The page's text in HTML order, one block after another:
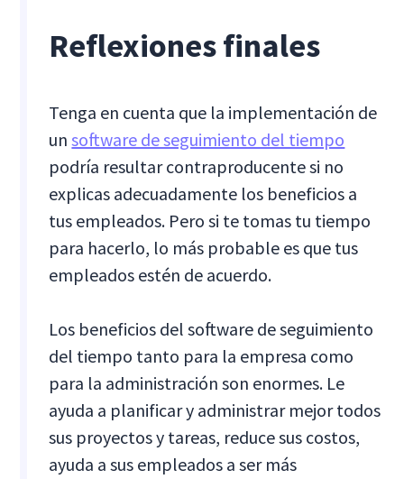
Reflexiones finales
Tenga en cuenta que la implementación de
unsoftware de seguimiento del tiempo
podría resultar contraproducente si no
explicas adecuadamente los beneficios a
tus empleados. Pero si te tomas tu tiempo
para hacerlo, lo más probable es que tus
empleados estén de acuerdo.
Los beneficios del software de seguimiento
del tiempo tanto para la empresa como
para la administración son enormes. Le
ayuda a planificar y administrar mejor todos
sus proyectos y tareas, reduce sus costos,
ayuda a sus empleados a ser más